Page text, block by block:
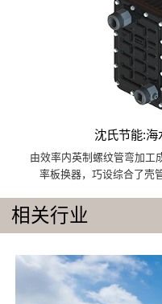
沈氏节能:海
由效率内英制螺纹管弯加工
率板换器，巧设综合了壳
相关行业